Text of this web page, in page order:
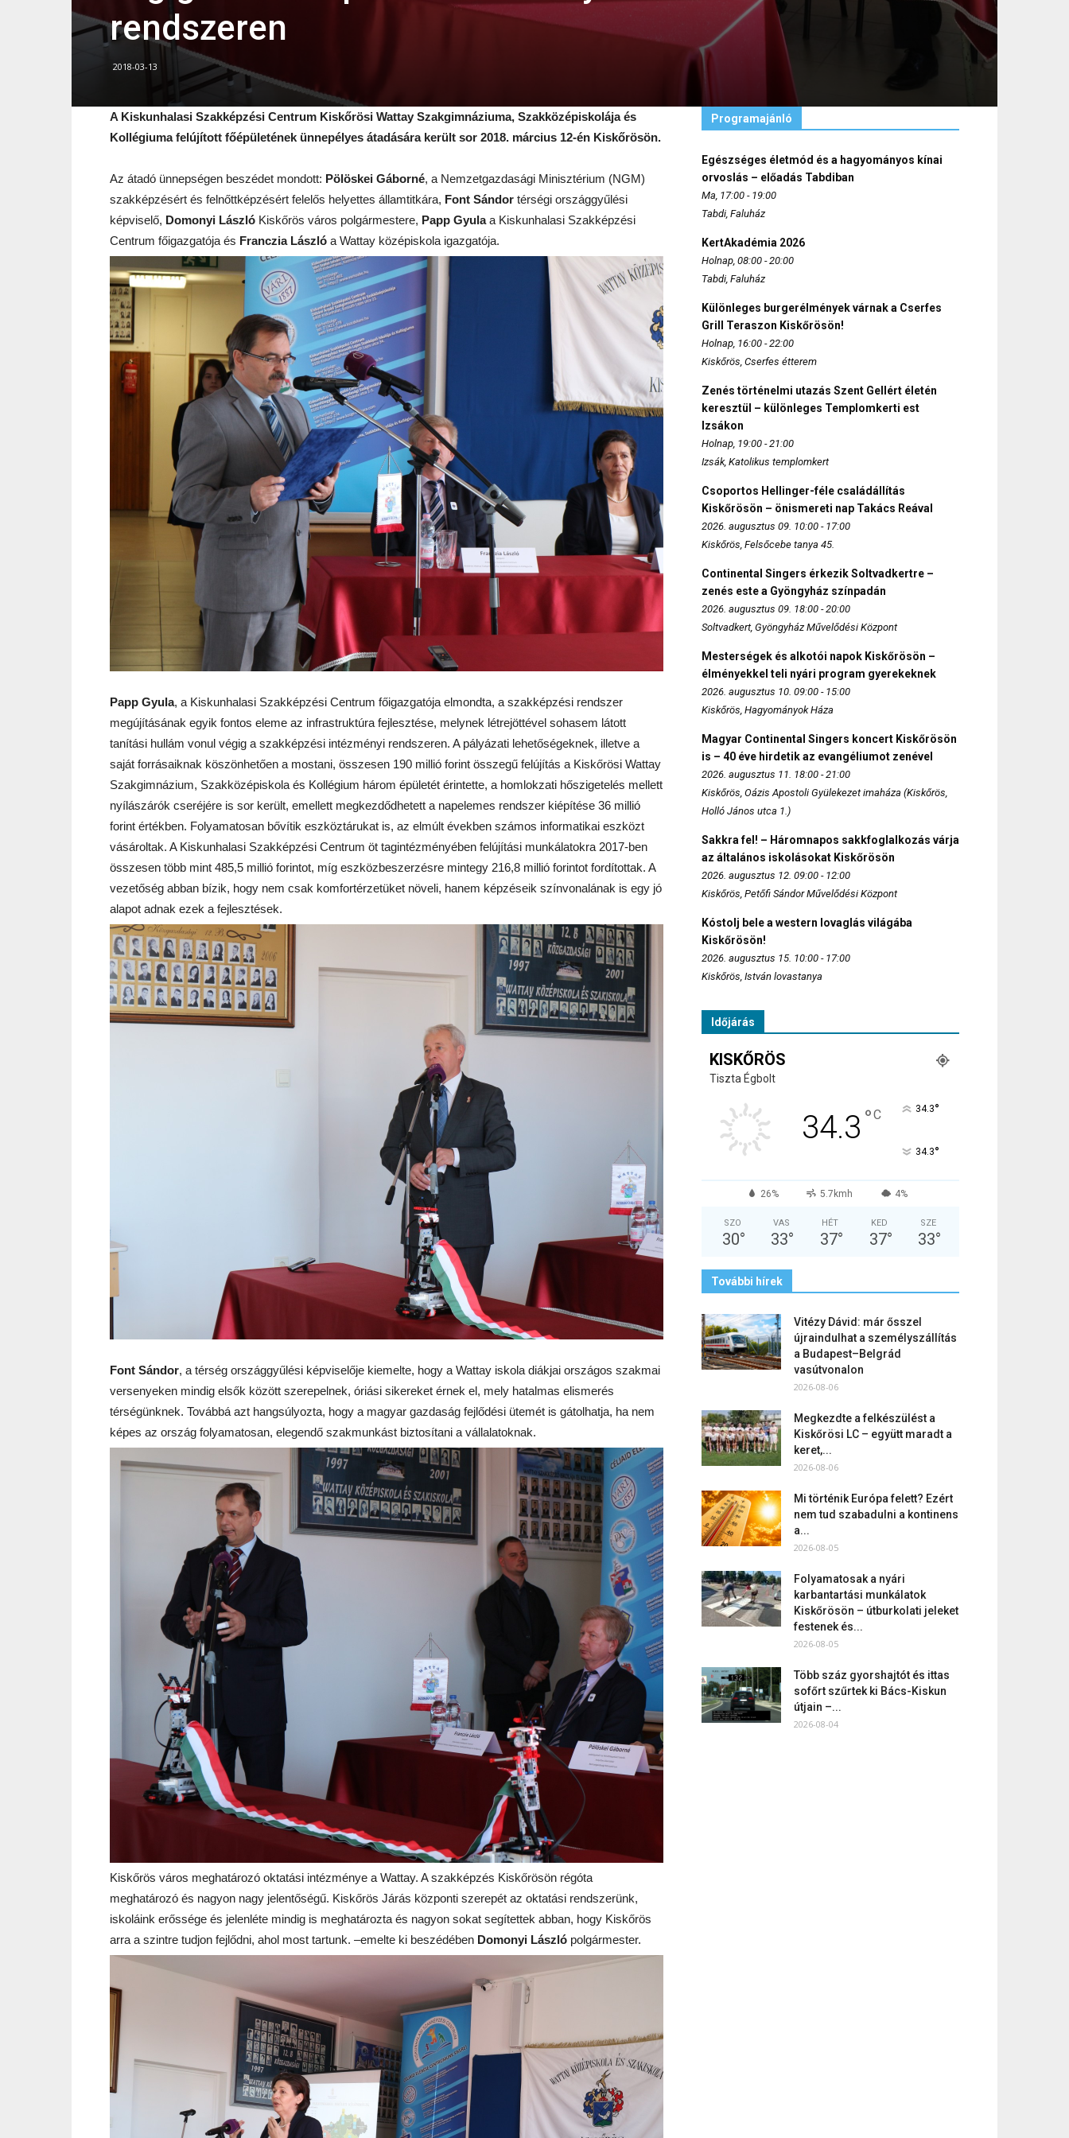
rendszeren
2018-03-13
A Kiskunhalasi Szakképzési Centrum Kiskőrösi Wattay Szakgimnáziuma, Szakközépiskolája és
Kollégiuma felújított főépületének ünnepélyes átadására került sor 2018. március 12-én Kiskőrösön.
Az átadó ünnepségen beszédet mondott: Pölöskei Gáborné, a Nemzetgazdasági Minisztérium (NGM)
szakképzésért és felnőttképzésért felelős helyettes államtitkára, Font Sándor térségi országgyűlési
képviselő, Domonyi László Kiskőrös város polgármestere, Papp Gyulaa Kiskunhalasi Szakképzési
Centrum főigazgatója és Franczia László a Wattay középiskola igazgatója.
Papp Gyula, a Kiskunhalasi Szakképzési Centrum főigazgatója elmondta, a szakképzési rendszer
megújításának egyik fontos eleme az infrastruktúra fejlesztése, melynek létrejöttével sohasem látott
tanítási hullám vonul végig a szakképzési intézményi rendszeren. A pályázati lehetőségeknek, illetve a
saját forrásaiknak köszönhetően a mostani, összesen 190 millió forint összegű felújítás a Kiskőrösi Wattay
Szakgimnázium, Szakközépiskola és Kollégium három épületét érintette, a homlokzati hőszigetelés mellett
nyílászárók cseréjére is sor került, emellett megkezdődhetett a napelemes rendszer kiépítése 36 millió
forint értékben. Folyamatosan bővítik eszköztárukat is, az elmúlt években számos informatikai eszközt
vásároltak. A Kiskunhalasi Szakképzési Centrum öt tagintézményében felújítási munkálatokra 2017-ben
összesen több mint 485,5 millió forintot, míg eszközbeszerzésre mintegy 216,8 millió forintot fordítottak. A
vezetőség abban bízik, hogy nem csak komfortérzetüket növeli, hanem képzéseik színvonalának is egy jó
alapot adnak ezek a fejlesztések.
Font Sándor, a térség országgyűlési képviselője kiemelte, hogy a Wattay iskola diákjai országos szakmai
versenyeken mindig elsők között szerepelnek, óriási sikereket érnek el, mely hatalmas elismerés
térségünknek. Továbbá azt hangsúlyozta, hogy a magyar gazdaság fejlődési ütemét is gátolhatja, ha nem
képes az ország folyamatosan, elegendő szakmunkást biztosítani a vállalatoknak.
Kiskőrös város meghatározó oktatási intézménye a Wattay. A szakképzés Kiskőrösön régóta
meghatározó és nagyon nagy jelentőségű. Kiskőrös Járás központi szerepét az oktatási rendszerünk,
iskoláink erőssége és jelenléte mindig is meghatározta és nagyon sokat segítettek abban, hogy Kiskőrös
arra a szintre tudjon fejlődni, ahol most tartunk. –emelte ki beszédében Domonyi László polgármester.
Programajánló
Egészséges életmód és a hagyományos kínai
orvoslás – előadás Tabdiban
Ma, 17:00 - 19:00
Tabdi, Faluház
KertAkadémia 2026
Holnap, 08:00 - 20:00
Tabdi, Faluház
Különleges burgerélmények várnak a Cserfes
Grill Teraszon Kiskőrösön!
Holnap, 16:00 - 22:00
Kiskőrös, Cserfes étterem
Zenés történelmi utazás Szent Gellért életén
keresztül – különleges Templomkerti est
Izsákon
Holnap, 19:00 - 21:00
Izsák, Katolikus templomkert
Csoportos Hellinger-féle családállítás
Kiskőrösön – önismereti nap Takács Reával
2026. augusztus 09. 10:00 - 17:00
Kiskőrös, Felsőcebe tanya 45.
Continental Singers érkezik Soltvadkertre –
zenés este a Gyöngyház színpadán
2026. augusztus 09. 18:00 - 20:00
Soltvadkert, Gyöngyház Művelődési Központ
Mesterségek és alkotói napok Kiskőrösön –
élményekkel teli nyári program gyerekeknek
2026. augusztus 10. 09:00 - 15:00
Kiskőrös, Hagyományok Háza
Magyar Continental Singers koncert Kiskőrösön
is – 40 éve hirdetik az evangéliumot zenével
2026. augusztus 11. 18:00 - 21:00
Kiskőrös, Oázis Apostoli Gyülekezet imaháza (Kiskőrös,
Holló János utca 1.)
Sakkra fel! – Háromnapos sakkfoglalkozás várja
az általános iskolásokat Kiskőrösön
2026. augusztus 12. 09:00 - 12:00
Kiskőrös, Petőfi Sándor Művelődési Központ
Kóstolj bele a western lovaglás világába
Kiskőrösön!
2026. augusztus 15. 10:00 - 17:00
Kiskőrös, István lovastanya
Időjárás
KISKŐRÖS
Tiszta Égbolt
34.3 °C 34.3°
34.3°
26% 5.7kmh 4%
SZO
30°
VAS
33°
HÉT
37°
KED
37°
SZE
33°
További hírek
Vitézy Dávid: már ősszel
újraindulhat a személyszállítás
a Budapest–Belgrád
vasútvonalon
2026-08-06
Megkezdte a felkészülést a
Kiskőrösi LC – együtt maradt a
keret,...
2026-08-06
Mi történik Európa felett? Ezért
nem tud szabadulni a kontinens
a...
2026-08-05
Folyamatosak a nyári
karbantartási munkálatok
Kiskőrösön – útburkolati jeleket
festenek és...
2026-08-05
Több száz gyorshajtót és ittas
sofőrt szűrtek ki Bács-Kiskun
útjain –...
2026-08-04